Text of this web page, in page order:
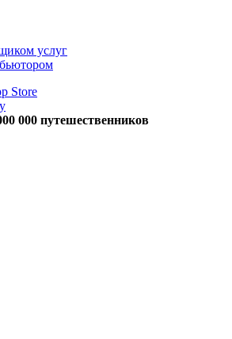
услуг
000 путешественников